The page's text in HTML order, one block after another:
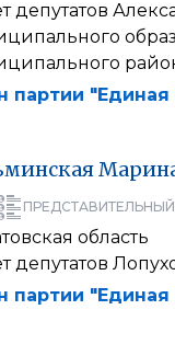
депутатов
партии "Единая
область
депутатов
партии "Единая